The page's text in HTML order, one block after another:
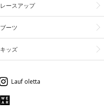
レースアップ
ブーツ
キッズ
Lauf oletta